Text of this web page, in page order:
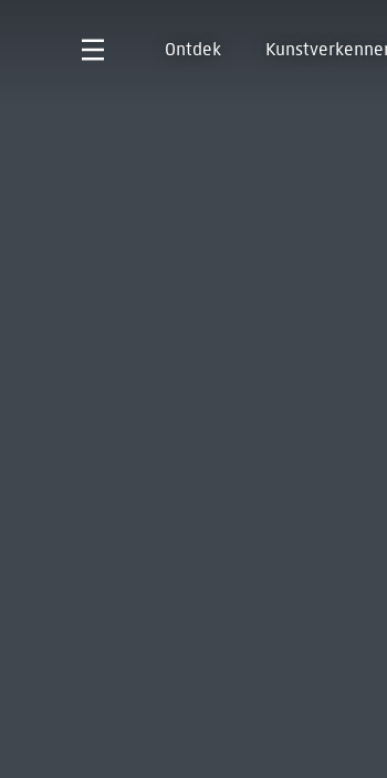
Ontdek